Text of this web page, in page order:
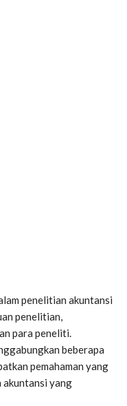
penelitian akuntansi
penelitian,
para peneliti.
beberapa
pemahaman yang
akuntansi yang